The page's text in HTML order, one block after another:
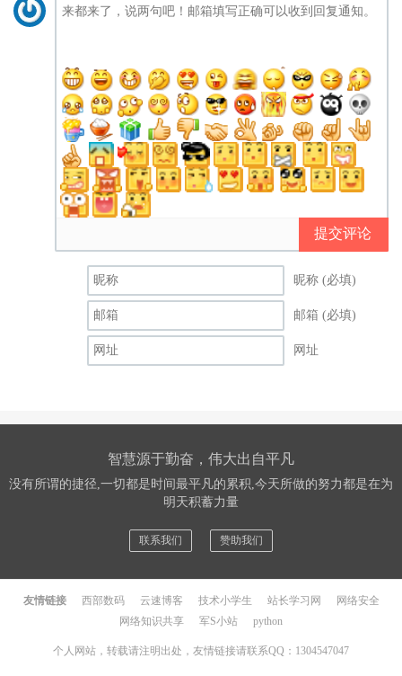
提交评论
昵称 (必填)
邮箱 (必填)
网址
智慧源于勤奋，伟大出自平凡
没有所谓的捷径,一切都是时间最平凡的累积,今天所做的努力都是在为
明天积蓄力量
联系我们 赞助我们
友情链接 西部数码 云速博客 技术小学生 站长学习网
网络安全
网络知识共享
军S小站 python
个人网站，转载请注明出处，友情链接请联系QQ：1304547047